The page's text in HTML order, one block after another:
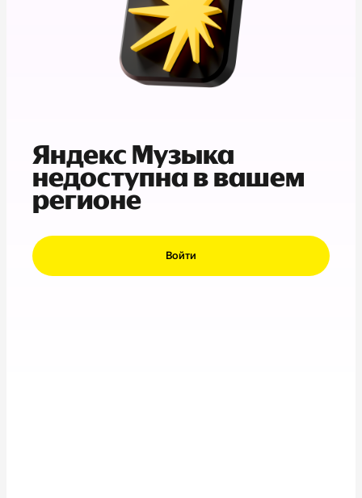
Яндекс Музыка
недоступна в вашем
регионе
Войти